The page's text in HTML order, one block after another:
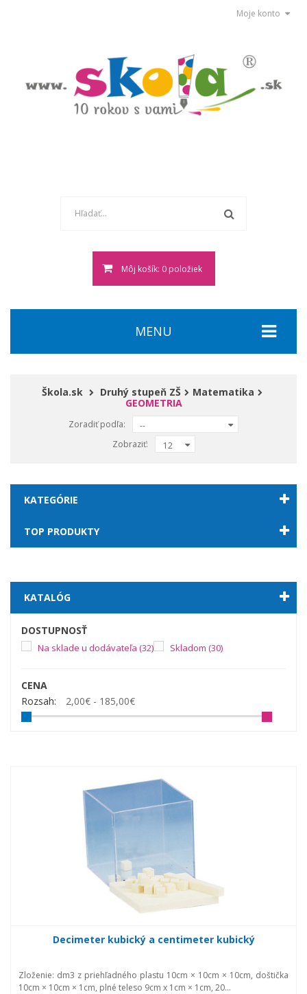
Moje konto
Môj košík: 0 položiek
MENU
Škola.sk Druhý stupeň ZŠ
Matematika
GEOMETRIA
Zoradiť podľa:
--
Zobraziť:
12
KATEGÓRIE
TOP PRODUKTY
KATALÓG
DOSTUPNOSŤ
Na sklade u dodávateľa (32) Skladom (30)
CENA
Rozsah:
2,00€ - 185,00€
Decimeter kubický a centimeter kubický
Zloženie: dm3 z priehľadného plastu 10cm × 10cm × 10cm, doštička
10cm × 10cm × 1cm, plné teleso 9cm x 1cm × 1cm, 20...